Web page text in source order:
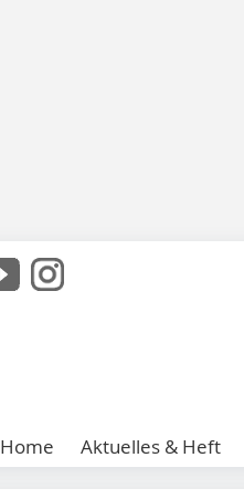
Home Aktuelles & Heft